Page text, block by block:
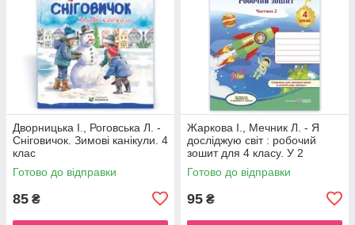
Дворницька І., Роговська Л. -
Сніговичок. Зимові канікули. 4
клас
Готово до відправки
85 ₴
Жаркова І., Мечник Л. - Я
досліджую світ : робочий
зошит для 4 класу. У 2
частинах, Частина 2. (до
підручника І. Жаркової )
Готово до відправки
95 ₴